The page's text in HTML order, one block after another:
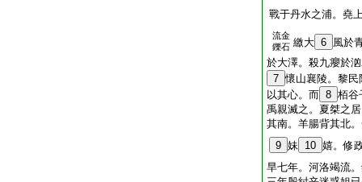
戰于丹水之浦。堯
流金
鑠石 繳大 6 風於
於大澤。殺九癭於
7 懷山襄陵。黎
以其心。而 8 栢谷
禹親滅之。夏桀之
其南。羊腸背其北
9 妹 10 嬉。修
旱七年。河洛竭流